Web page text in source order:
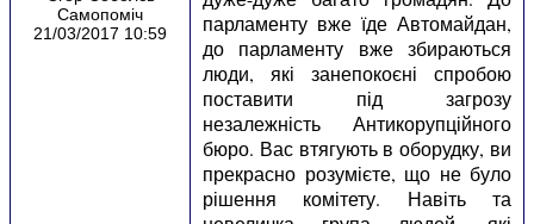
Самопоміч
21/03/2017 10:59
парламенту вже їде Автомайдан,
до парламенту вже збираються
люди, які занепокоєні спробою
поставити під загрозу
незалежність Антикорупційного
бюро. Вас втягують в оборудку, ви
прекрасно розумієте, що не було
рішення комітету. Навіть та